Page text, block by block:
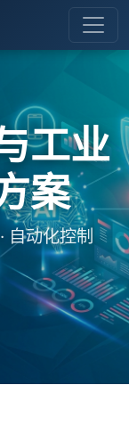
工业
案
自动化控制